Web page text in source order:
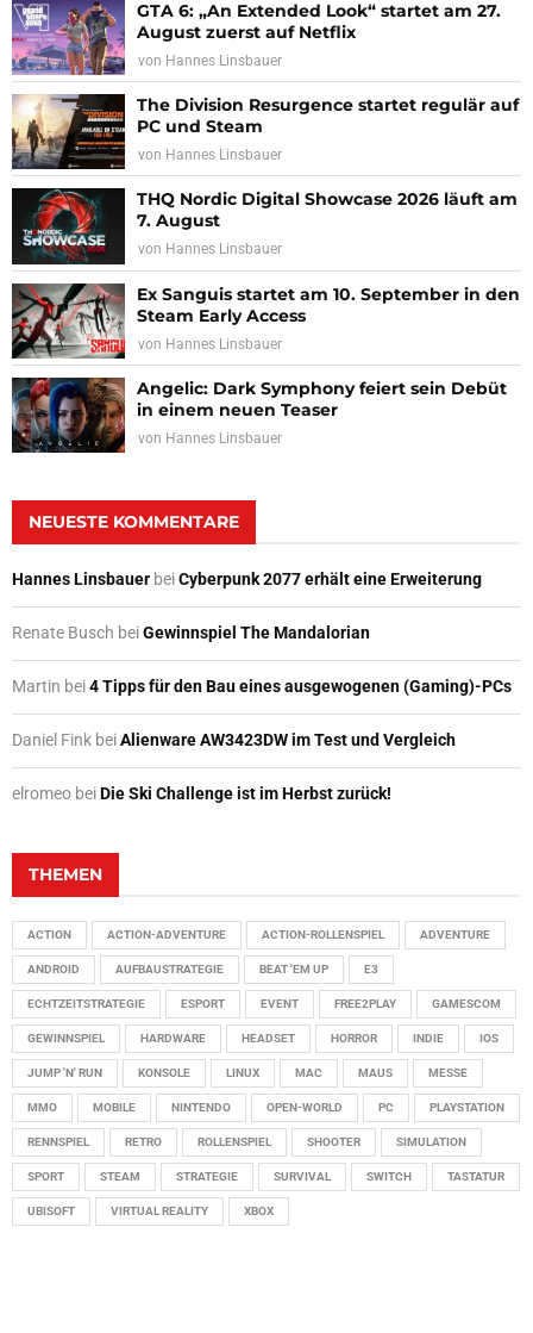
GTA 6: „An Extended Look“ startet am 27.
August zuerst auf Netflix
von Hannes Linsbauer
The Division Resurgence startet regulär auf
PC und Steam
von Hannes Linsbauer
THQ Nordic Digital Showcase 2026 läuft am
7. August
von Hannes Linsbauer
Ex Sanguis startet am 10. September in den
Steam Early Access
von Hannes Linsbauer
Angelic: Dark Symphony feiert sein Debüt
in einem neuen Teaser
von Hannes Linsbauer
NEUESTE KOMMENTARE
Hannes Linsbauer beiCyberpunk 2077 erhält eine Erweiterung
Renate Busch beiGewinnspiel The Mandalorian
Martin bei4 Tipps für den Bau eines ausgewogenen (Gaming)-PCs
Daniel Fink beiAlienware AW3423DW im Test und Vergleich
elromeo beiDie Ski Challenge ist im Herbst zurück!
THEMEN
ACTION ACTION-ADVENTURE ACTION-ROLLENSPIEL ADVENTURE
ANDROID AUFBAUSTRATEGIE BEAT 'EM UP E3
ECHTZEITSTRATEGIE ESPORT EVENT FREE2PLAY GAMESCOM
GEWINNSPIEL HARDWARE HEADSET HORROR INDIE IOS
JUMP 'N' RUN KONSOLE LINUX MAC MAUS MESSE
MMO MOBILE NINTENDO OPEN-WORLD PC PLAYSTATION
RENNSPIEL RETRO ROLLENSPIEL SHOOTER SIMULATION
SPORT STEAM STRATEGIE SURVIVAL SWITCH TASTATUR
UBISOFT VIRTUAL REALITY XBOX